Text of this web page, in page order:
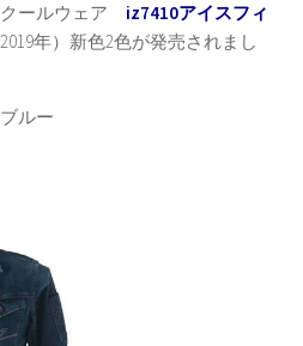
ールウェア iz7410アイスフィ
年）新色2色が発売されまし
ルー